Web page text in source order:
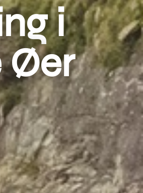
i
Øer